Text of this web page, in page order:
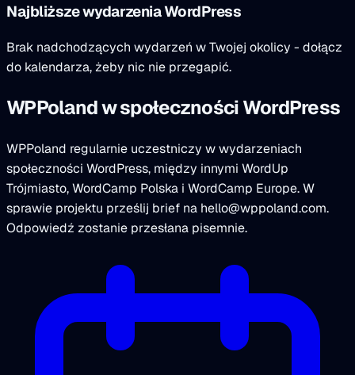
Najbliższe wydarzenia WordPress
Brak nadchodzących wydarzeń w Twojej okolicy - dołącz
do kalendarza, żeby nic nie przegapić.
WPPoland w społeczności WordPress
WPPoland regularnie uczestniczy w wydarzeniach
społeczności WordPress, między innymi WordUp
Trójmiasto, WordCamp Polska i WordCamp Europe. W
sprawie projektu prześlij brief na hello@wppoland.com.
Odpowiedź zostanie przesłana pisemnie.